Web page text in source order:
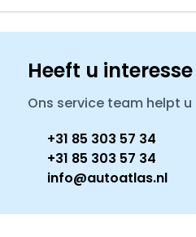
Heeft u
Ons service team helpt
+31 85 303 57 34
+31 85 303 57 34
info@autoatlas.nl